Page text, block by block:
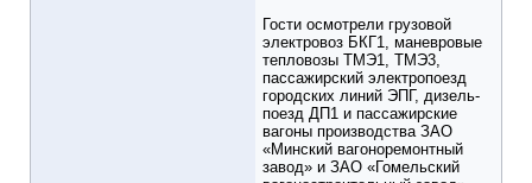
Гости осмотрели грузовой
электровоз БКГ1, маневровые
тепловозы ТМЭ1, ТМЭ3,
пассажирский электропоезд
городских линий ЭПГ, дизель-
поезд ДП1 и пассажирские
вагоны производства ЗАО
«Минский вагоноремонтный
завод» и ЗАО «Гомельский